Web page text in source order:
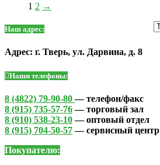
1 2 →
Наш адрес:
Адрес: г. Тверь, ул. Дарвина, д. 8
Наши телефоны:
8 (4822) 79-90-80— телефон/факс
8 (915) 735-57-76— торговый зал
8 (910) 538-23-10— оптовый отдел
8 (915) 704-50-57— сервисный центр
Покупателю: